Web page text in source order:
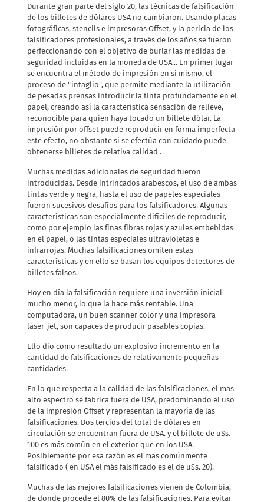
Durante gran parte del siglo 20, las técnicas de falsificación
de los billetes de dólares USA no cambiaron. Usando placas
fotográficas, stencils e impresoras Offset, y la pericia de los
falsificadores profesionales, a través de los años se fueron
perfeccionando con el objetivo de burlar las medidas de
seguridad incluidas en la moneda de USA... En primer lugar
se encuentra el método de impresión en si mismo, el
proceso de "intaglio", que permite mediante la utilización
de pesadas prensas introducir la tinta profundamente en el
papel, creando así la característica sensación de relieve,
reconocible para quien haya tocado un billete dólar. La
impresión por offset puede reproducir en forma imperfecta
este efecto, no obstante si se efectúa con cuidado puede
obtenerse billetes de relativa calidad .
Muchas medidas adicionales de seguridad fueron
introducidas. Desde intrincados arabescos, el uso de ambas
tintas verde y negra, hasta el uso de papeles especiales
fueron sucesivos desafíos para los falsificadores. Algunas
características son especialmente difíciles de reproducir,
como por ejemplo las finas fibras rojas y azules embebidas
en el papel, o las tintas especiales ultravioletas e
infrarrojas. Muchas falsificaciones omiten estas
características y en ello se basan los equipos detectores de
billetes falsos.
Hoy en día la falsificación requiere una inversión inicial
mucho menor, lo que la hace más rentable. Una
computadora, un buen scanner color y una impresora
láser-jet, son capaces de producir pasables copias.
Ello dio como resultado un explosivo incremento en la
cantidad de falsificaciones de relativamente pequeñas
cantidades.
En lo que respecta a la calidad de las falsificaciones, el mas
alto espectro se fabrica fuera de USA, predominando el uso
de la impresión Offset y representan la mayoría de las
falsificaciones. Dos tercios del total de dólares en
circulación se encuentran fuera de USA. y el billete de u$s.
100 es más común en el exterior que en los USA.
Posiblemente por esa razón es el mas comúnmente
falsificado ( en USA el más falsificado es el de u$s. 20).
Muchas de las mejores falsificaciones vienen de Colombia,
de donde procede el 80% de las falsificaciones. Para evitar